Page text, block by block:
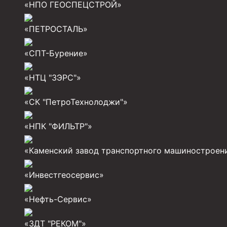
Муфты для обсадных труб
Муфта ОТТМ 102
Муфта ОТТГ 245
Муфта БТС 324
Муфта БТС 245
Муфта БТС 178
Муфта БТС 146
Муфта ОТТМ 245
«НПО ГЕОСПЕЦСТРОЙ»
«ПЕТРОСТАЛЬ»
«СПТ-Бурение»
«НТЦ "ЗЭРС"»
«СК "ПетроТехнолоджи"»
«НПК "ФИЛЬТР"»
«Каменский завод транспортного
«Инвестгеосервис»
«Нефть-Сервис»
«ЗДТ "РЕКОМ"»